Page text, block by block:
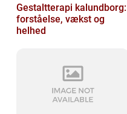
Gestaltterapi kalundborg:
forståelse, vækst og
helhed